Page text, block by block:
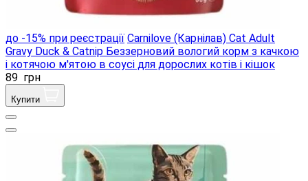
до -15% при реєстрації Carnilove (Карнілав) Cat Adult
Gravy Duck & Catnip Беззерновий вологий корм з качкою
і котячою м'ятою в соусі для дорослих котів і кішок
89 грн
Купити